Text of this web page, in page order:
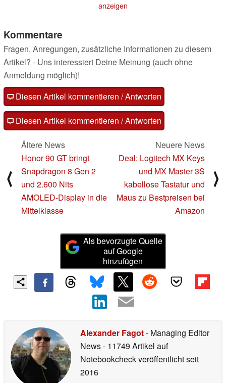
24.12.2023
anzeigen
Kommentare
Fragen, Anregungen, zusätzliche Informationen zu diesem
Artikel? - Uns interessiert Deine Meinung (auch ohne
Anmeldung möglich)!
Diesen Artikel kommentieren / Antworten
Diesen Artikel kommentieren / Antworten
⟨
Ältere News
Honor 90 GT bringt
Snapdragon 8 Gen 2
und 2.600 Nits
AMOLED-Display in die
Mittelklasse
Neuere News
Deal: Logitech MX Keys
und MX Master 3S
kabellose Tastatur und
Maus zu Bestpreisen bei
Amazon
⟩
Als bevorzugte Quelle
auf Google
hinzufügen
Alexander Fagot- Managing Editor
News- 11749 Artikel auf
Notebookcheck veröffentlichtseit
2016